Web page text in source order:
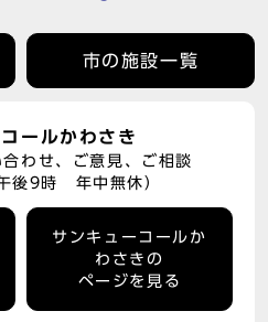
市の施設一覧
ールかわさき
わせ、ご意見、ご相談
後9時 年中無休）
サンキューコールか
わさきの
ページを見る